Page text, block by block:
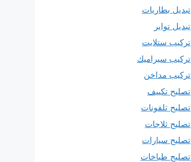
تبديل بطاريات
تبديل تواير
تركيب ستلايت
تركيب سيراميك
تركيب مداخن
تصليح تكييف
تصليح تلفونات
تصليح ثلاجات
تصليح سيارات
تصليح طباخات